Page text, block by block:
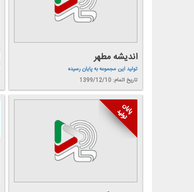
اندیشه مطهر
تولید این مجموعه به پایان رسیده
تاریخ اتمام: 1399/12/10